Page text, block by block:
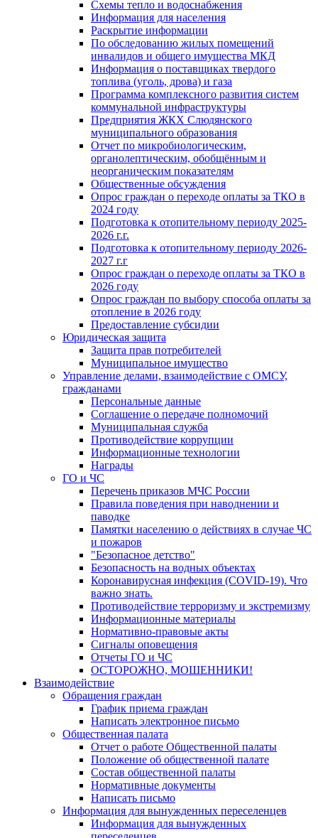
Схемы тепло и водоснабжения
Информация для населения
Раскрытие информации
По обследованию жилых помещений
инвалидов и общего имущества МКД
Информация о поставщиках твердого
топлива (уголь, дрова) и газа
Программа комплексного развития систем
коммунальной инфраструктуры
Предприятия ЖКХ Слюдянского
муниципального образования
Отчет по микробиологическим,
органолептическим, обобщённым и
неорганическим показателям
Общественные обсуждения
Опрос граждан о переходе оплаты за ТКО в
2024 году
Подготовка к отопительному периоду 2025-
2026 г.г.
Подготовка к отопительному периоду 2026-
2027 г.г
Опрос граждан о переходе оплаты за ТКО в
2026 году
Опрос граждан по выбору способа оплаты за
отопление в 2026 году
Предоставление субсидии
Юридическая защита
Защита прав потребителей
Муниципальное имущество
Управление делами, взаимодействие с ОМСУ,
гражданами
Персональные данные
Соглашение о передаче полномочий
Муниципальная служба
Противодействие коррупции
Информационные технологии
Награды
ГО и ЧС
Перечень приказов МЧС России
Правила поведения при наводнении и
паводке
Памятки населению о действиях в случае ЧС
и пожаров
"Безопасное детство"
Безопасность на водных объектах
Коронавирусная инфекция (COVID-19). Что
важно знать.
Противодействие терроризму и экстремизму
Информационные материалы
Нормативно-правовые акты
Сигналы оповещения
Отчеты ГО и ЧС
ОСТОРОЖНО, МОШЕННИКИ!
Взаимодействие
Обращения граждан
График приема граждан
Написать электронное письмо
Общественная палата
Отчет о работе Общественной палаты
Положение об общественной палате
Состав общественной палаты
Нормативные документы
Написать письмо
Информация для вынужденных переселенцев
Информация для вынужденных